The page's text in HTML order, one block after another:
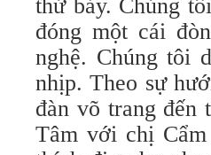
thứ bảy. Chúng
đóng một cái
nghệ. Chúng tôi
nhịp. Theo sự
đàn võ trang đến
Tâm với chị